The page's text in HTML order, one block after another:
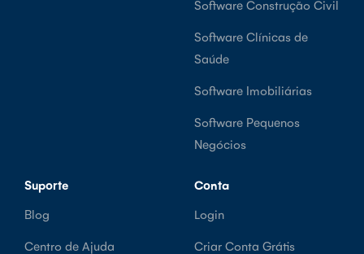
Software Construção Civil
Software Clínicas de
Saúde
Software Imobiliárias
Software Pequenos
Negócios
Suporte
Blog
Centro de Ajuda
Conta
Login
Criar Conta Grátis